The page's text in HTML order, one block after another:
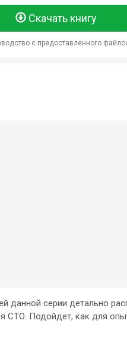
Скачать книгу
с предоставленного
данной серии детально
СТО. Подойдет, как для